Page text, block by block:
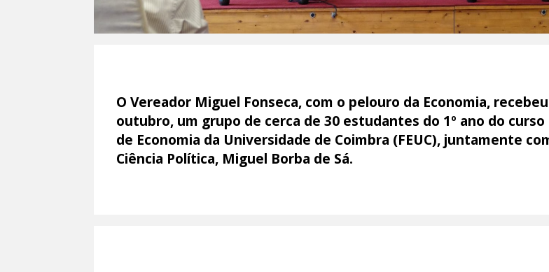
O Vereador Miguel Fonseca, com o pelouro da Economia,
outubro, um grupo de cerca de 30 estudantes do 1º ano do
de Economia da Universidade de Coimbra (FEUC), juntamente
Ciência Política, Miguel Borba de Sá.